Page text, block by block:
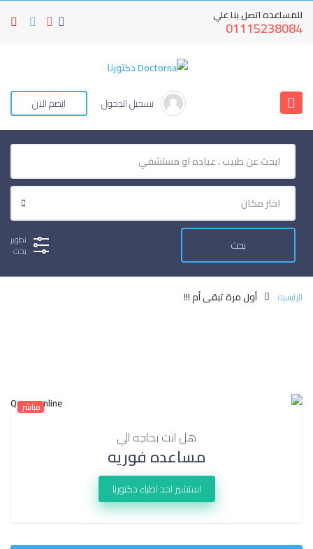
للمساعده اتصل بنا علي
01115238084
تسجيل الدخول انضم الان
تطوير
بحث
الرئيسيه أول مرة تبقى أم !!!
مباشر
هل انت بحاجه الي
مساعده فوريه
استشير احد اطباء دكتورنا